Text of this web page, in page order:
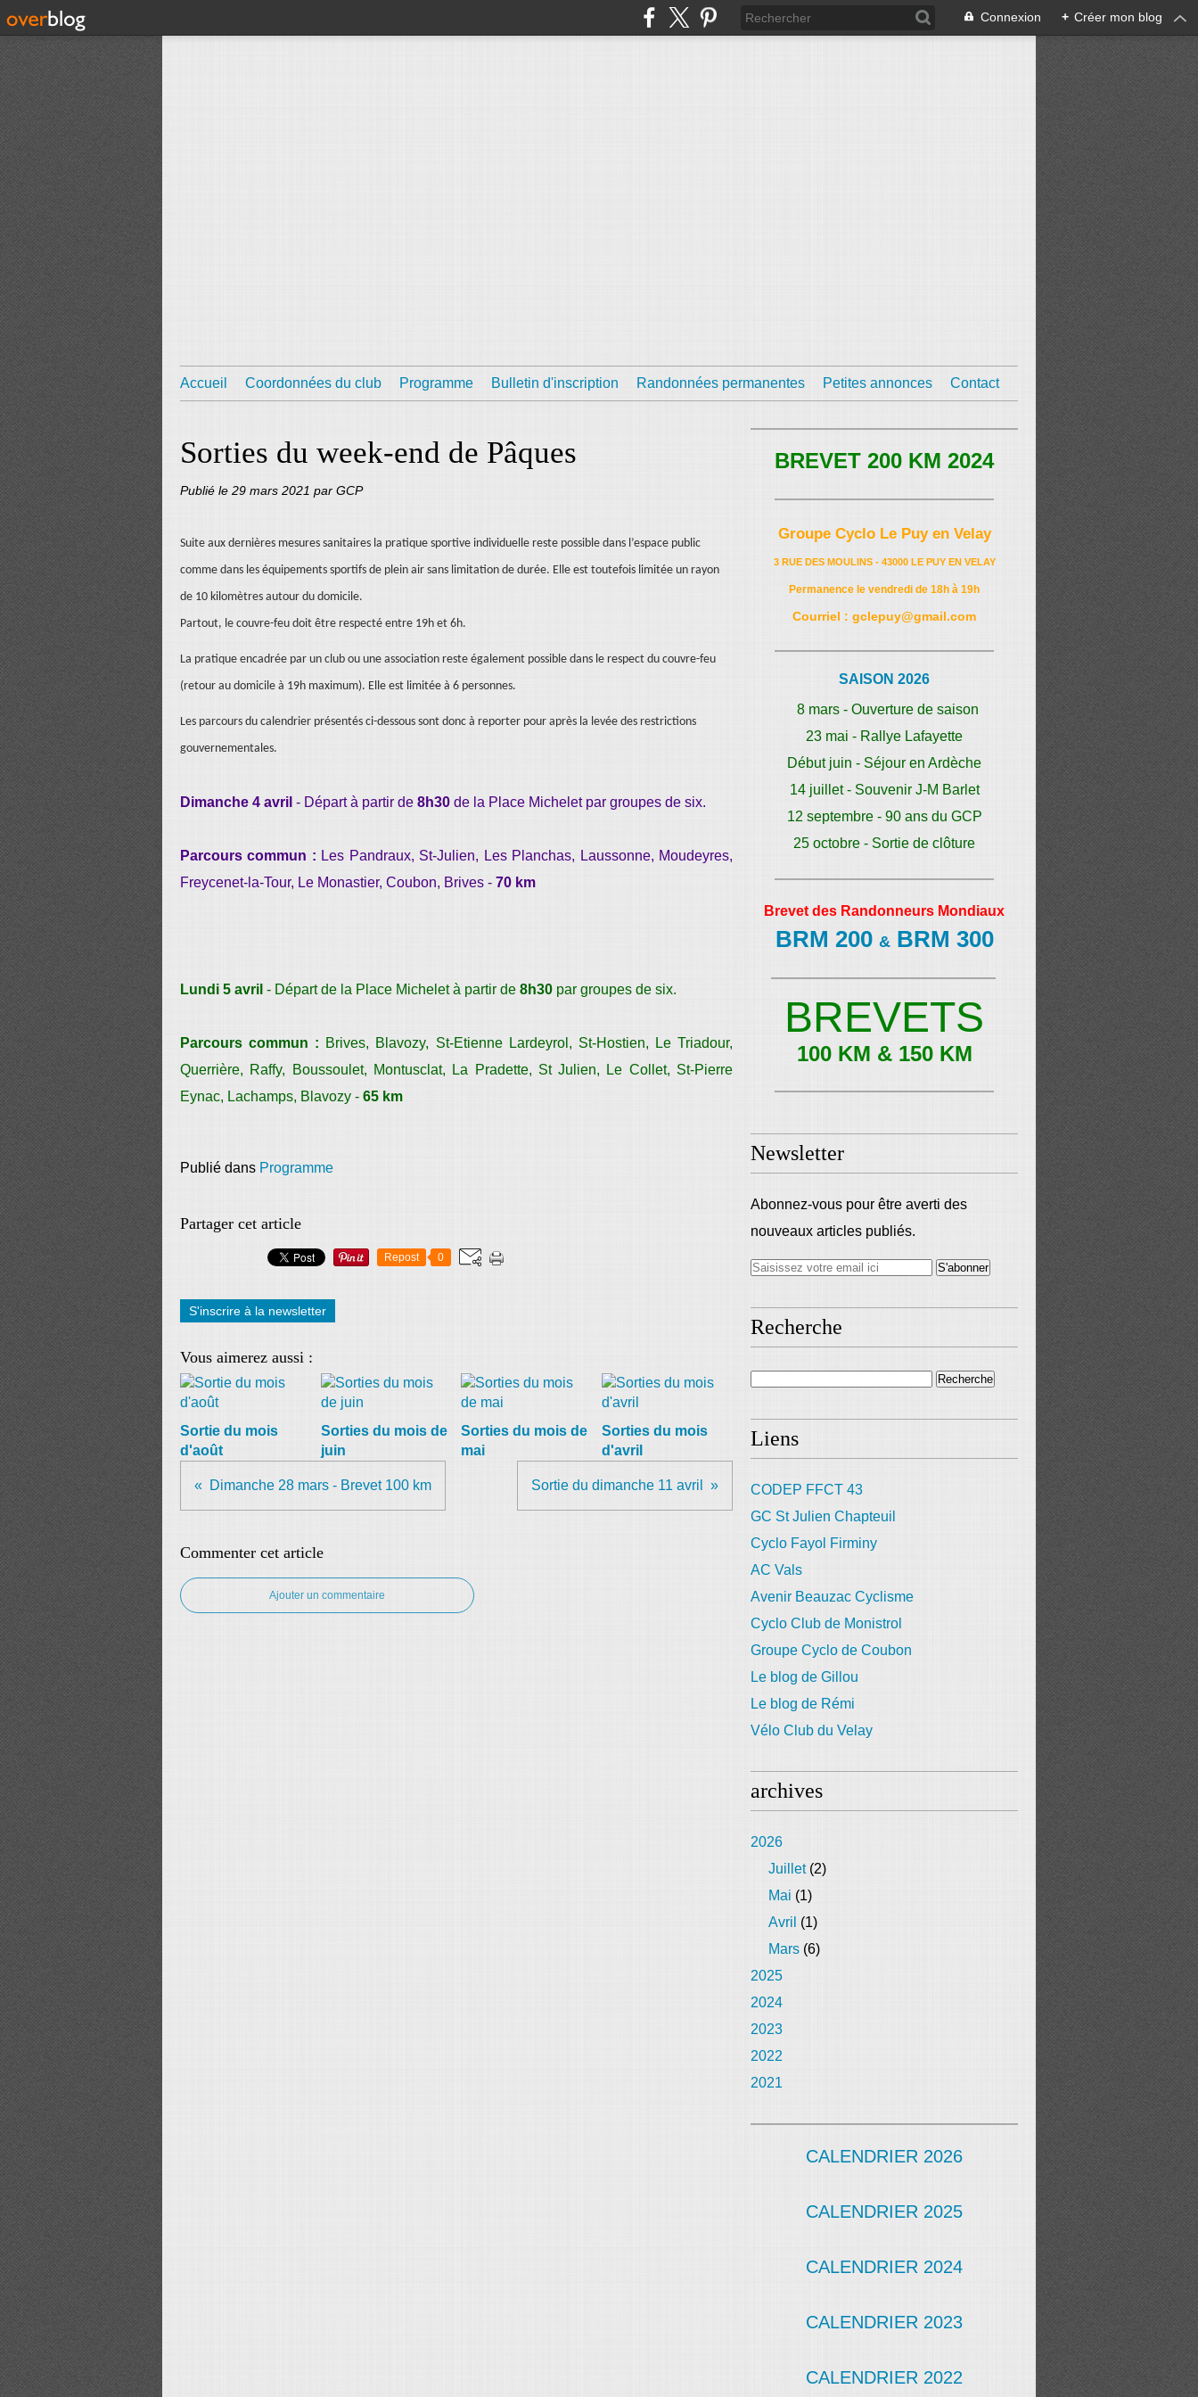
Connexion + Créer mon blog
Accueil Coordonnées du club Programme Bulletin d'inscription Randonnées permanentes Petites annonces Contact
Sorties du week-end de Pâques
Publié le 29 mars 2021 par GCP
Suite aux dernières mesures sanitaires la pratique sportive individuelle reste possible dans l’espace public
comme dans les équipements sportifs de plein air sans limitation de durée. Elle est toutefois limitée un rayon
de 10 kilomètres autour du domicile.
Partout, le couvre-feu doit être respecté entre 19h et 6h.
La pratique encadrée par un club ou une association reste également possible dans le respect du couvre-feu
(retour au domicile à 19h maximum). Elle est limitée à 6 personnes.
Les parcours du calendrier présentés ci-dessous sont donc à reporter pour après la levée des restrictions
gouvernementales.
Dimanche 4 avril - Départ à partir de 8h30 de la Place Michelet par groupes de six.
Parcours commun : Les Pandraux, St-Julien, Les Planchas, Laussonne, Moudeyres,
Freycenet-la-Tour, Le Monastier, Coubon, Brives - 70 km
Lundi 5 avril - Départ de la Place Michelet à partir de 8h30 par groupes de six.
Parcours commun : Brives, Blavozy, St-Etienne Lardeyrol, St-Hostien, Le Triadour,
Querrière, Raffy, Boussoulet, Montusclat, La Pradette, St Julien, Le Collet, St-Pierre
Eynac, Lachamps, Blavozy - 65 km
Publié dans Programme
Partager cet article
Repost 0
S'inscrire à la newsletter
Vous aimerez aussi :
Sortie du mois
d'août
Sorties du mois de
juin
Sorties du mois de
mai
Sorties du mois
d'avril
Dimanche 28 mars - Brevet 100 km Sortie du dimanche 11 avril
Commenter cet article
Ajouter un commentaire
BREVET 200 KM 2024
Groupe Cyclo Le Puy en Velay
3 RUE DES MOULINS - 43000 LE PUY EN VELAY
Permanence le vendredi de 18h à 19h
Courriel : gclepuy@gmail.com
SAISON 2026
8 mars - Ouverture de saison
23 mai - Rallye Lafayette
Début juin - Séjour en Ardèche
14 juillet - Souvenir J-M Barlet
12 septembre - 90 ans du GCP
25 octobre - Sortie de clôture
Brevet des Randonneurs Mondiaux
BRM 200 &BRM 300
BREVETS
100 KM & 150 KM
Newsletter
Abonnez-vous pour être averti des
nouveaux articles publiés.
Recherche
Liens
CODEP FFCT 43
GC St Julien Chapteuil
Cyclo Fayol Firminy
AC Vals
Avenir Beauzac Cyclisme
Cyclo Club de Monistrol
Groupe Cyclo de Coubon
Le blog de Gillou
Le blog de Rémi
Vélo Club du Velay
archives
2026
Juillet(2)
Mai (1)
Avril (1)
Mars (6)
2025
2024
2023
2022
2021
CALENDRIER 2026
CALENDRIER 2025
CALENDRIER 2024
CALENDRIER 2023
CALENDRIER 2022